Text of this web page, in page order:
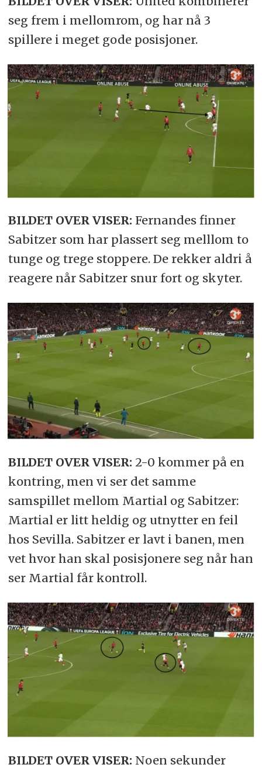
seg frem i mellomrom, og har nå 3
spillere i meget gode posisjoner.
BILDET OVER VISER: Fernandes finner
Sabitzer som har plassert seg melllom to
tunge og trege stoppere. De rekker aldri å
reagere når Sabitzer snur fort og skyter.
BILDET OVER VISER: 2-0 kommer på en
kontring, men vi ser det samme
samspillet mellom Martial og Sabitzer:
Martial er litt heldig og utnytter en feil
hos Sevilla. Sabitzer er lavt i banen, men
vet hvor han skal posisjonere seg når han
ser Martial får kontroll.
BILDET OVER VISER: Noen sekunder